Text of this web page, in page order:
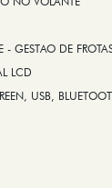
GESTAO DE
LCD
USB,